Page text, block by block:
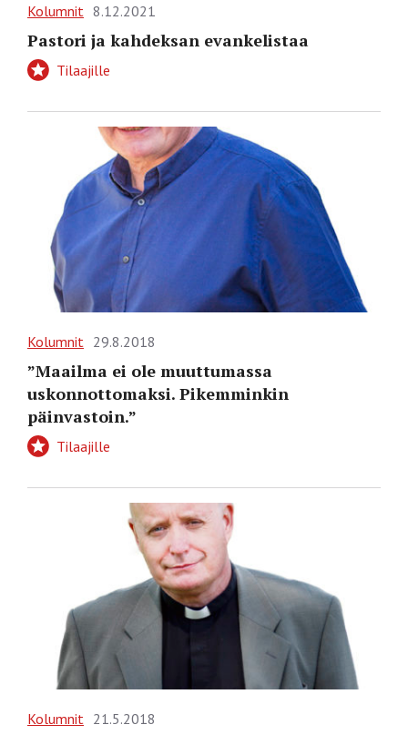
Kolumnit 8.12.2021
Pastori ja kahdeksan evankelistaa
Tilaajille
Kolumnit 29.8.2018
”Maailma ei ole muuttumassa
uskonnottomaksi. Pikemminkin
päinvastoin.”
Tilaajille
Kolumnit 21.5.2018